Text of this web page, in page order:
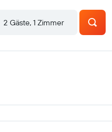
2 Gäste, 1 Zimmer